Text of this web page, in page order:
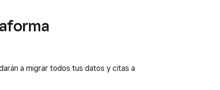
a migrar todos tus datos y citas a